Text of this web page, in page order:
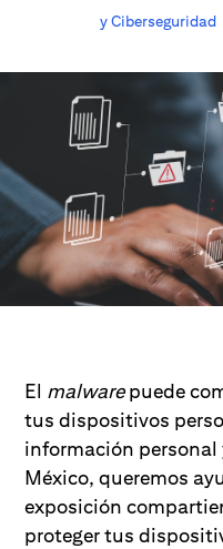
y Ciberseguridad
El malwarepuede
tus dispositivos
información
México, queremos
exposición
proteger tus